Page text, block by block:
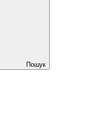
Пошук